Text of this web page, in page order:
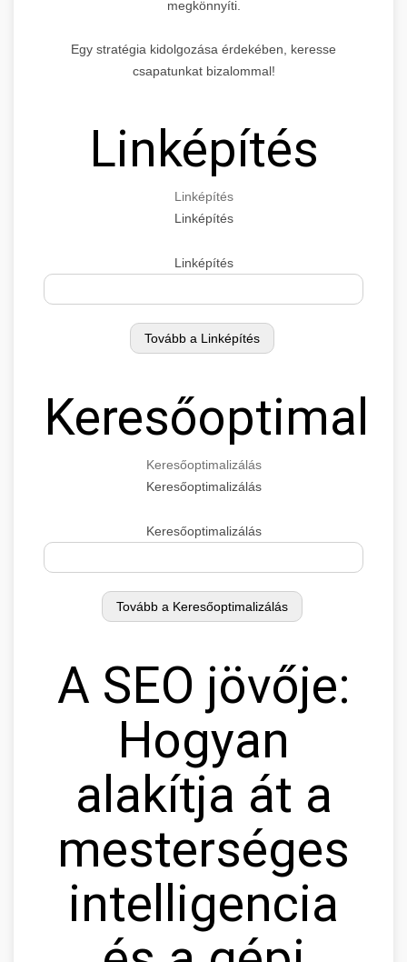
megkönnyíti.
Egy stratégia kidolgozása érdekében, keresse
csapatunkat bizalommal!
Linképítés
Linképítés
Linképítés
Linképítés
Keresőoptimalizálás
Keresőoptimalizálás
Keresőoptimalizálás
A SEO jövője:
Hogyan
alakítja át a
mesterséges
intelligencia